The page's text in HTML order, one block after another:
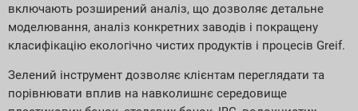
включають розширений аналіз, що дозволяє детальне
моделювання, аналіз конкретних заводів і покращену
класифікацію екологічно чистих продуктів і процесів Greif.
Зелений інструмент дозволяє клієнтам переглядати та
порівнювати вплив на навколишнє середовище